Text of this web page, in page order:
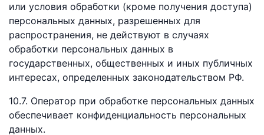
или условия обработки (кроме получения доступа)
персональных данных, разрешенных для
распространения, не действуют в случаях
обработки персональных данных в
государственных, общественных и иных публичных
интересах, определенных законодательством РФ.
10.7. Оператор при обработке персональных данных
обеспечивает конфиденциальность персональных
данных.